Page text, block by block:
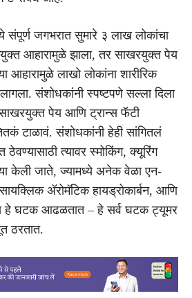
संपूर्ण जगभरात सुमारे ३ लाख लोकांचा
आहारामुळे झाला, तर साखरयुक्त पेय
लाखो लोकांना शारीरिक
संशोधकांनी स्पष्टपणे सल्ला दिला
पेय आणि ट्रान्स फॅटी
टाळावं. संशोधकांनी हेही सांगितलं
ठेवण्यासाठी त्यावर स्मोकिंग, क्यूरिंग
केली जाते, ज्यामध्ये अनेक वेळा एन-
अ‍ॅरोमॅटिक हायड्रोकार्बन, आणि
हे घटक आढळतात – हे सर्व घटक ट्यूमर
ठरतात.